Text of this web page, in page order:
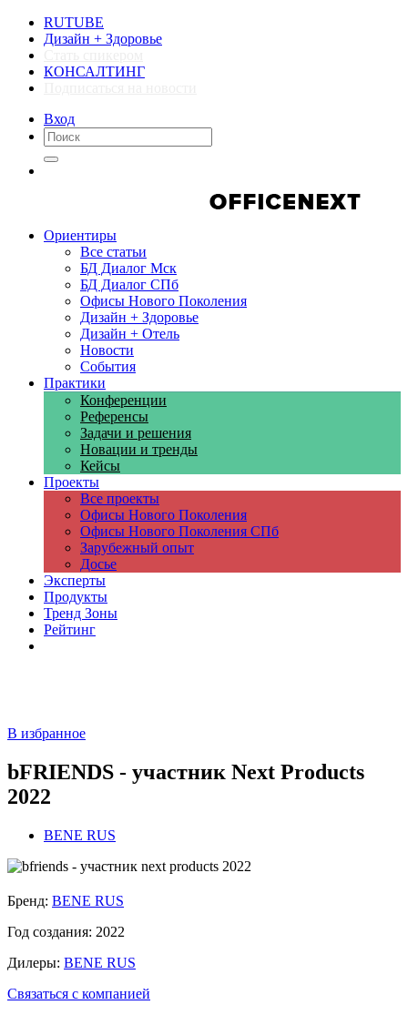
RUTUBE
Дизайн + Здоровье
КОНСАЛТИНГ
Вход
Ориентиры
Все статьи
БД Диалог Мск
БД Диалог СПб
Офисы Нового Поколения
Дизайн + Здоровье
Дизайн + Отель
Новости
События
Практики
Конференции
Референсы
Задачи и решения
Новации и тренды
Кейсы
Проекты
Все проекты
Офисы Нового Поколения
Офисы Нового Поколения СПб
Зарубежный опыт
Досье
Эксперты
Продукты
Тренд Зоны
Рейтинг
В избранное
bFRIENDS - участник Next Products
2022
BENE RUS
Бренд: BENE RUS
Год создания: 2022
Дилеры: BENE RUS
Связаться с компанией